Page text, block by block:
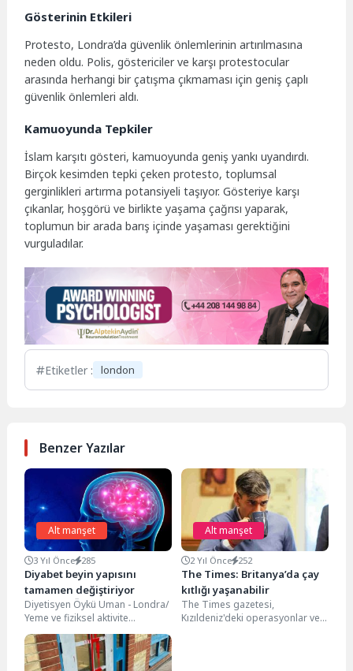
Gösterinin Etkileri
Protesto, Londra’da güvenlik önlemlerinin artırılmasına
neden oldu. Polis, göstericiler ve karşı protestocular
arasında herhangi bir çatışma çıkmaması için geniş çaplı
güvenlik önlemleri aldı.
Kamuoyunda Tepkiler
İslam karşıtı gösteri, kamuoyunda geniş yankı uyandırdı.
Birçok kesimden tepki çeken protesto, toplumsal
gerginlikleri artırma potansiyeli taşıyor. Gösteriye karşı
çıkanlar, hoşgörü ve birlikte yaşama çağrısı yaparak,
toplumun bir arada barış içinde yaşaması gerektiğini
vurguladılar.
Etiketler : london
Benzer Yazılar
Alt manşet
3 Yıl Önce 285
Diyabet beyin yapısını
tamamen değiştiriyor
Diyetisyen Öykü Uman - Londra/
Yeme ve fiziksel aktivite
dengesini sağlayamadığımızda
kilo almaya başlarız ve...
Alt manşet
2 Yıl Önce 252
The Times: Britanya’da çay
kıtlığı yaşanabilir
The Times gazetesi,
Kızıldeniz'deki operasyonlar ve